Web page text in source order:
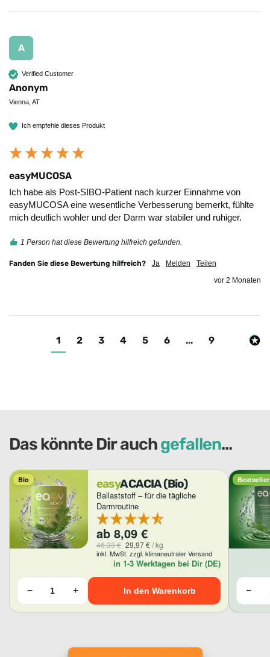
A
Verified Customer
Anonym
Vienna, AT
Ich empfehle dieses Produkt
easyMUCOSA
Ich habe als Post-SIBO-Patient nach kurzer Einnahme von
easyMUCOSA eine wesentliche Verbesserung bemerkt, fühlte
mich deutlich wohler und der Darm war stabiler und ruhiger.
1 Person hat diese Bewertung hilfreich gefunden.
Fanden Sie diese Bewertung hilfreich? Ja Melden
Teilen
vor 2 Monaten
1 2 3 4 5 6 ... 9
Das könnte Dir auchgefallen…
Bio easyACACIA (Bio)
Ballaststoff – für die tägliche
Darmroutine
ab 8,09 €
46,33€ 29,97€/kg
inkl. MwSt. zzgl. klimaneutraler Versand
in 1-3 Werktagen bei Dir (DE)
− + In den Warenkorb
Bestseller
−